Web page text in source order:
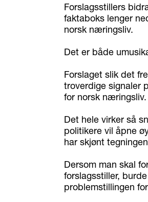
Forslagsstillers
faktaboks lenger
norsk næringsliv.
Det er både
Forslaget slik det
troverdige signaler
for norsk næringsliv.
Det hele virker så
politikere vil åpne
har skjønt
Dersom man skal
forslagsstiller,
problemstillingen